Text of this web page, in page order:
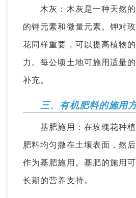
木灰：木灰是一种天然的
的钾元素和微量元素。钾对
花同样重要，可以提高植物
力。每公顷土地可施用适量
补充。
三、有机肥料的施用
基肥施用：在玫瑰花种植
肥料均匀撒在土壤表面，然
作为基肥施用。基肥的施用
长期的营养支持。